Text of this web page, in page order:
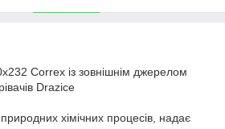
Correx із зовнішнім джерелом
Drazice
хімічних процесів, надає